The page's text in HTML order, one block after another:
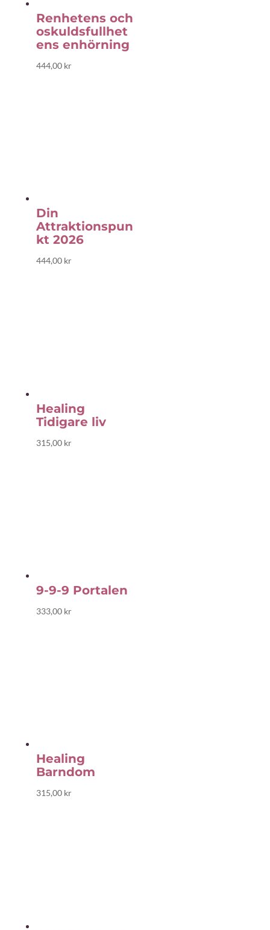
Renhetens och
oskuldsfullhet
ens enhörning
444,00 kr
Din
Attraktionspun
kt 2026
444,00 kr
Healing
Tidigare liv
315,00 kr
9-9-9 Portalen
333,00 kr
Healing
Barndom
315,00 kr